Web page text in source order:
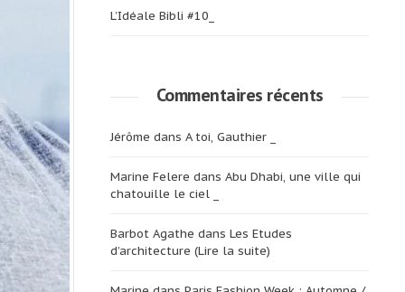
L’Idéale Bibli #10_
Commentaires récents
Jérôme dans A toi, Gauthier _
Marine Felere dans Abu Dhabi, une ville qui
chatouille le ciel _
Barbot Agathe dans Les Etudes
d’architecture (Lire la suite)